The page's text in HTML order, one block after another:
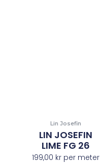
Lin Josefin
LIN JOSEFIN
LIME FG 26
199,00 krper meter